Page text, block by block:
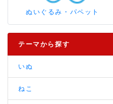
ぬいぐるみ・パペット
テーマから探す
いぬ
ねこ